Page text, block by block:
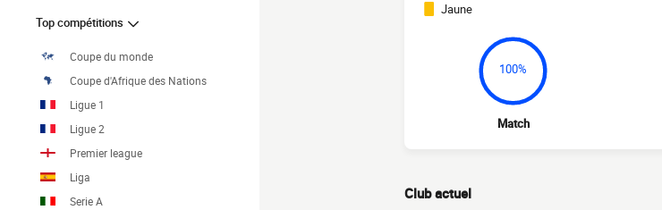
Top compétitions
Coupe du monde
Coupe d'Afrique des Nations
Ligue 1
Ligue 2
Premier league
Liga
Serie A
Jaune
100%
Match
Club actuel